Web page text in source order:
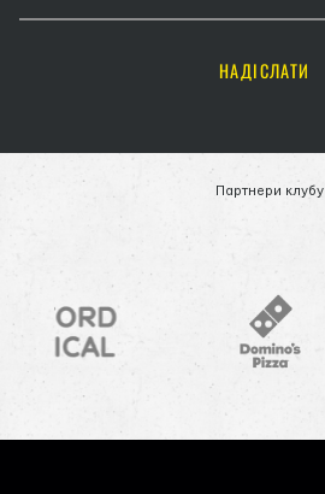
НАДІСЛАТИ
Партнери клубу